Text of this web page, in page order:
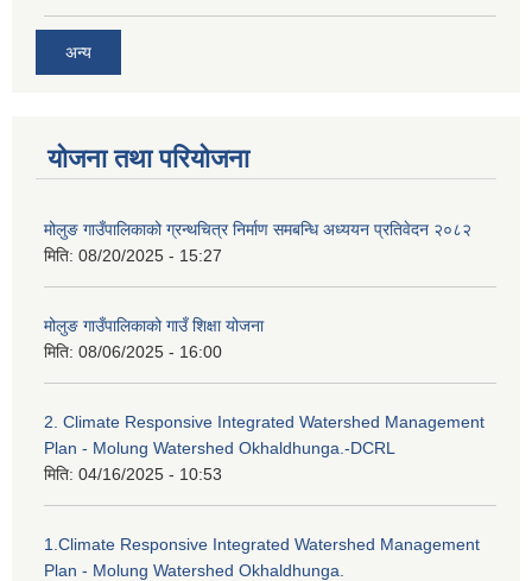
अन्य
योजना तथा परियोजना
मोलुङ गाउँपालिकाको ग्रन्थचित्र निर्माण समबन्धि अध्ययन प्रतिवेदन २०८२
मिति: 08/20/2025 - 15:27
मोलुङ गाउँपालिकाको गाउँ शिक्षा योजना
मिति: 08/06/2025 - 16:00
2. Climate Responsive Integrated Watershed Management
Plan - Molung Watershed Okhaldhunga.-DCRL
मिति: 04/16/2025 - 10:53
1.Climate Responsive Integrated Watershed Management
Plan - Molung Watershed Okhaldhunga.